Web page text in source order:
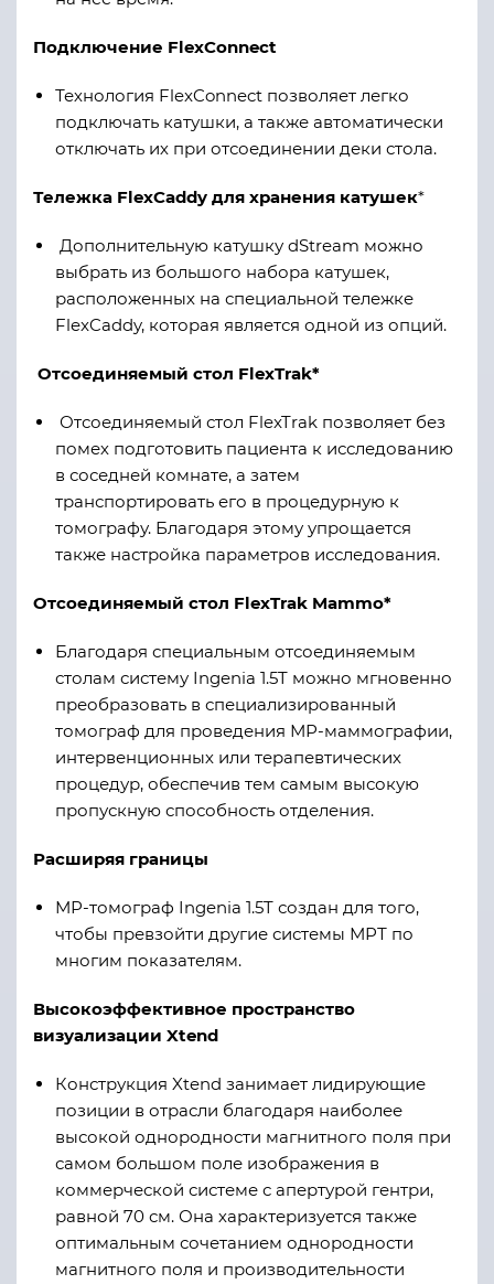
Подключение FlexConnect
Технология FlexConnect позволяет легко
подключать катушки, а также автоматически
отключать их при отсоединении деки стола.
Тележка FlexCaddy для хранения катушек*
Дополнительную катушку dStream можно
выбрать из большого набора катушек,
расположенных на специальной тележке
FlexCaddy, которая является одной из опций.
Отсоединяемый стол FlexTrak*
Отсоединяемый стол FlexTrak позволяет без
помех подготовить пациента к исследованию
в соседней комнате, а затем
транспортировать его в процедурную к
томографу. Благодаря этому упрощается
также настройка параметров исследования.
Отсоединяемый стол FlexTrak Mammo*
Благодаря специальным отсоединяемым
столам систему Ingenia 1.5T можно мгновенно
преобразовать в специализированный
томограф для проведения МР-маммографии,
интервенционных или терапевтических
процедур, обеспечив тем самым высокую
пропускную способность отделения.
Расширяя границы
МР-томограф Ingenia 1.5T создан для того,
чтобы превзойти другие системы МРТ по
многим показателям.
Высокоэффективное пространство
визуализации Xtend
Конструкция Xtend занимает лидирующие
позиции в отрасли благодаря наиболее
высокой однородности магнитного поля при
самом большом поле изображения в
коммерческой системе с апертурой гентри,
равной 70 см. Она характеризуется также
оптимальным сочетанием однородности
магнитного поля и производительности